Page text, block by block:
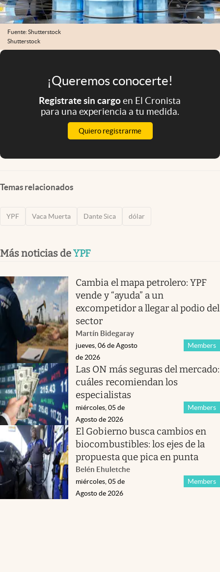
abre en nueva pestaña
Argentina
Fuente: Shutterstock
Shutterstock
¡Queremos conocerte!
Registrate sin cargoen El Cronista
para una experiencia a tu medida.
Quiero registrarme
Temas relacionados
YPF Vaca Muerta Dante Sica dólar
Más noticias deYPF
Cambia el mapa petrolero: YPF
vende y “ayuda” a un
excompetidor a llegar al podio del
sector
Martín Bidegaray
Members
jueves, 06 de Agosto
de 2026
Las ON más seguras del mercado:
cuáles recomiendan los
especialistas
Members
miércoles, 05 de
Agosto de 2026
El Gobierno busca cambios en
biocombustibles: los ejes de la
propuesta que pica en punta
Belén Ehuletche
Members
miércoles, 05 de
Agosto de 2026